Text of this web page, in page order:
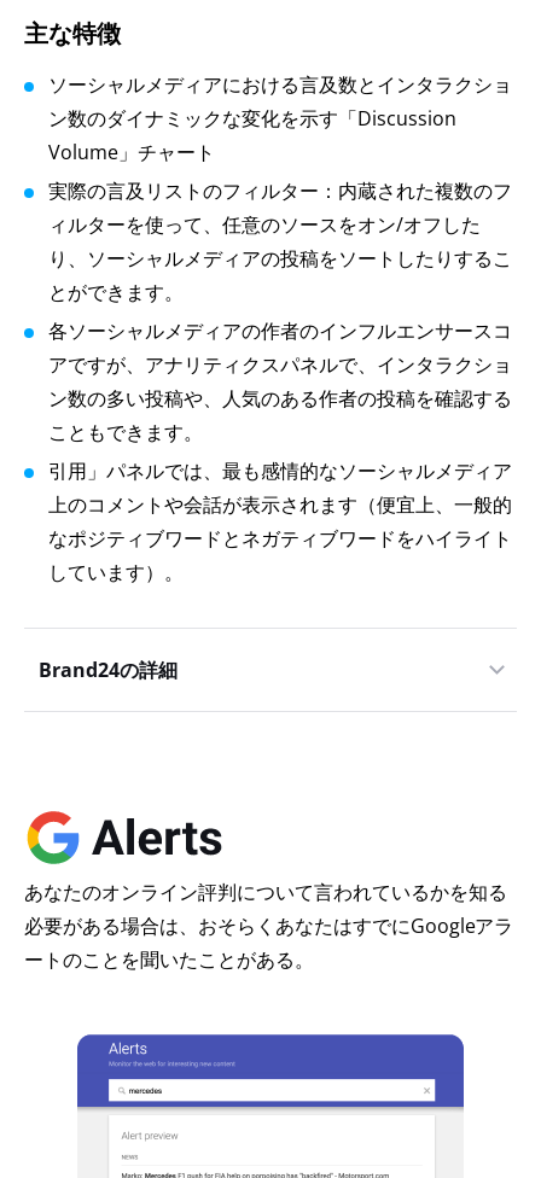
主な特徴
ソーシャルメディアにおける言及数とインタラクショ
ン数のダイナミックな変化を示す「Discussion
Volume」チャート
実際の言及リストのフィルター：内蔵された複数のフ
ィルターを使って、任意のソースをオン/オフした
り、ソーシャルメディアの投稿をソートしたりするこ
とができます。
各ソーシャルメディアの作者のインフルエンサースコ
アですが、アナリティクスパネルで、インタラクショ
ン数の多い投稿や、人気のある作者の投稿を確認する
こともできます。
引用」パネルでは、最も感情的なソーシャルメディア
上のコメントや会話が表示されます（便宜上、一般的
なポジティブワードとネガティブワードをハイライト
しています）。
Brand24の詳細
あなたのオンライン評判について言われているかを知る
必要がある場合は、おそらくあなたはすでにGoogleアラ
ートのことを聞いたことがある。